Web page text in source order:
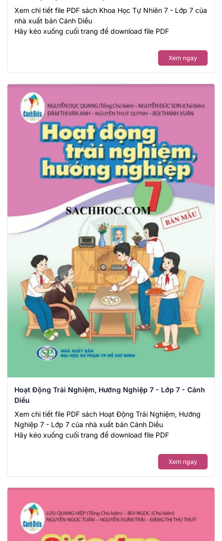
Xem chi tiết file PDF sách Khoa Học Tự Nhiên 7 - Lớp 7 của
nhà xuất bản Cánh Diều
Hãy kéo xuống cuối trang để download file PDF
Xem ngay
Hoạt Động Trải Nghiệm, Hướng Nghiệp 7 - Lớp 7 - Cánh
Diều
Xem chi tiết file PDF sách Hoạt Động Trải Nghiệm, Hướng
Nghiệp 7 - Lớp 7 của nhà xuất bản Cánh Diều
Hãy kéo xuống cuối trang để download file PDF
Xem ngay